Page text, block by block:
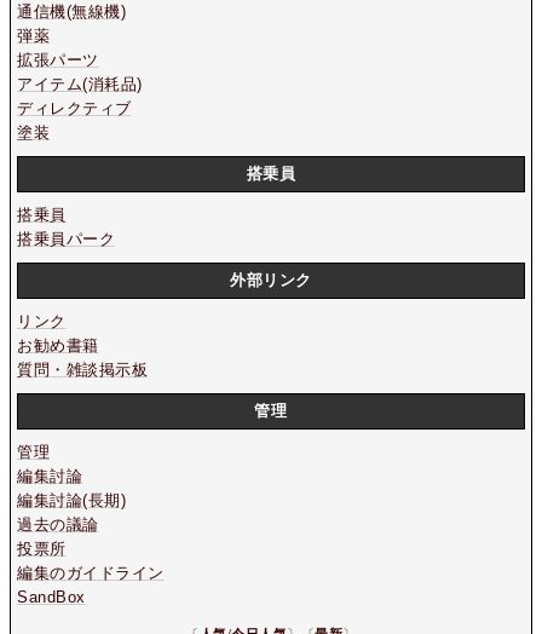
通信機(無線機)
弾薬
拡張パーツ
アイテム(消耗品)
ディレクティブ
塗装
搭乗員
搭乗員
搭乗員パーク
外部リンク
リンク
お勧め書籍
質問・雑談掲示板
管理
管理
編集討論
編集討論(長期)
過去の議論
投票所
編集のガイドライン
SandBox